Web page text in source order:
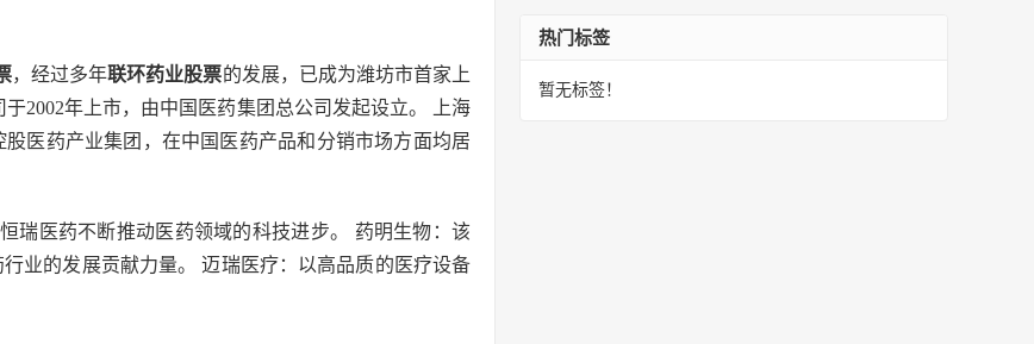
，经过多年联环药业股票的发展，已成为潍坊市首家上
2002年上市，由中国医药集团总公司发起设立。 上海
医药产业集团，在中国医药产品和分销市场方面均居
瑞医药不断推动医药领域的科技进步。 药明生物：该
业的发展贡献力量。 迈瑞医疗：以高品质的医疗设备
热门标签
暂无标签！